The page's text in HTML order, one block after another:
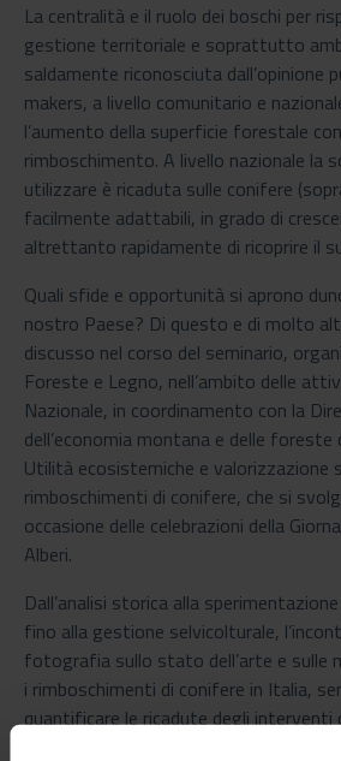
La centralità e il ruolo dei boschi per
gestione territoriale e soprattutto
saldamente riconosciuta dall’opinione
makers, a livello comunitario e
l’aumento della superficie forestale
rimboschimento. A livello nazionale la
utilizzare è ricaduta sulle conifere
facilmente adattabili, in grado di
altrettanto rapidamente di ricoprire il
Quali sfide e opportunità si aprono
nostro Paese? Di questo e di molto
discusso nel corso del seminario,
Foreste e Legno, nell’ambito delle
Nazionale, in coordinamento con la
dell’economia montana e delle
Utilità ecosistemiche e valorizzazione
rimboschimenti di conifere, che si
occasione delle celebrazioni della
Alberi.
Dall’analisi storica alla
fino alla gestione selvicolturale,
fotografia sullo stato dell’arte e sulle
i rimboschimenti di conifere in Italia,
quantificare le ricadute degli